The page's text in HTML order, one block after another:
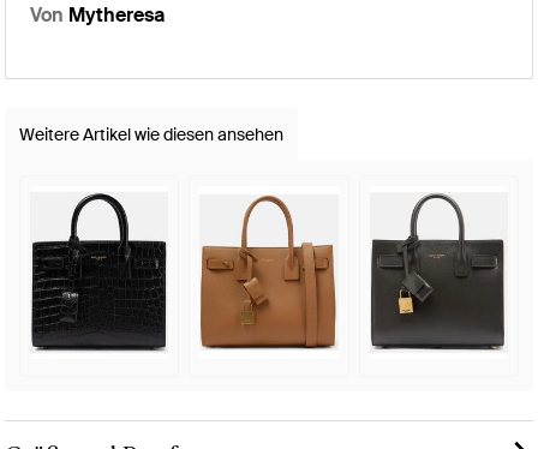
Von Mytheresa
Weitere Artikel wie diesen ansehen